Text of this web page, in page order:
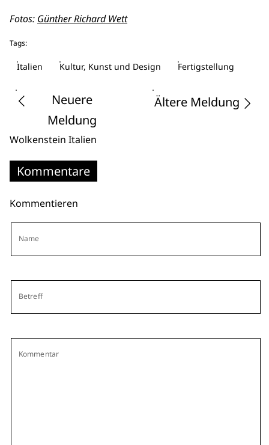
Fotos: Günther Richard Wett
Tags:
Italien Kultur, Kunst und Design Fertigstellung
Neuere
Meldung
Ältere Meldung
Wolkenstein Italien
Kommentare
Kommentieren
Name
Betreff
Kommentar